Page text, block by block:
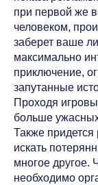
при первой же
человеком,
заберет ваше
максимально
приключение,
запутанные
Проходя
больше
Также
искать
многое другое.
необходимо